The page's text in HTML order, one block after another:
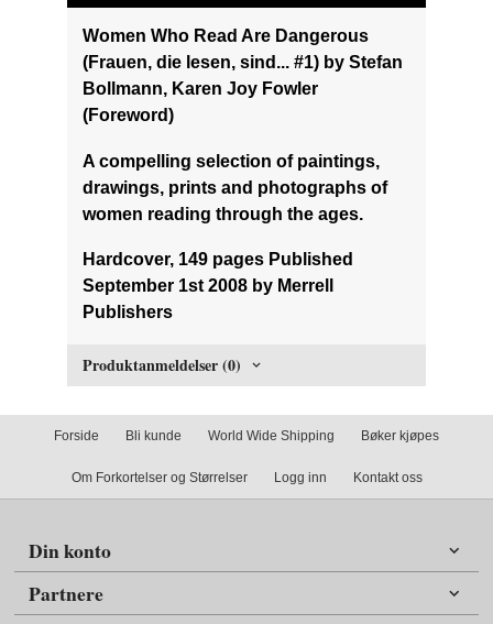
Women Who Read Are Dangerous
(Frauen, die lesen, sind... #1) by Stefan
Bollmann, Karen Joy Fowler
(Foreword)
A compelling selection of paintings,
drawings, prints and photographs of
women reading through the ages.
Hardcover, 149 pages Published
September 1st 2008 by Merrell
Publishers
Produktanmeldelser (0)
Forside Bli kunde World Wide Shipping Bøker kjøpes
Om Forkortelser og Størrelser Logg inn Kontakt oss
Din konto
Partnere